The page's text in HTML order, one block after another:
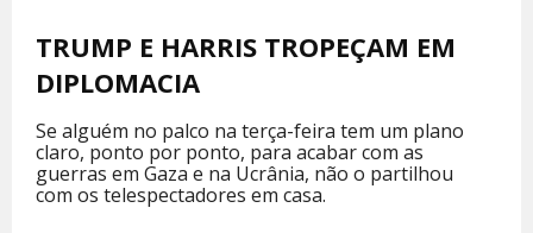
TRUMP E HARRIS TROPEÇAM EM
DIPLOMACIA
Se alguém no palco na terça-feira tem um plano
claro, ponto por ponto, para acabar com as
guerras em Gaza e na Ucrânia, não o partilhou
com os telespectadores em casa.